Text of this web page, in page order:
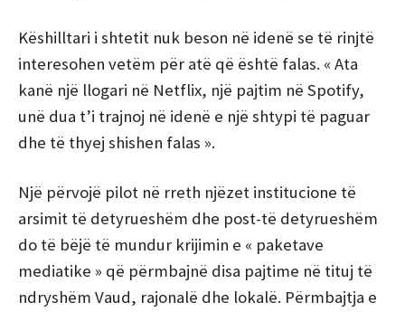
Këshilltari i shtetit nuk beson në idenë se të rinjtë
interesohen vetëm për atë që është falas. « Ata
kanë një llogari në Netflix, një pajtim në Spotify,
unë dua t’i trajnoj në idenë e një shtypi të paguar
dhe të thyej shishen falas ».
Një përvojë pilot në rreth njëzet institucione të
arsimit të detyrueshëm dhe post-të detyrueshëm
do të bëjë të mundur krijimin e « paketave
mediatike » që përmbajnë disa pajtime në tituj të
ndryshëm Vaud, rajonalë dhe lokalë. Përmbajtja e